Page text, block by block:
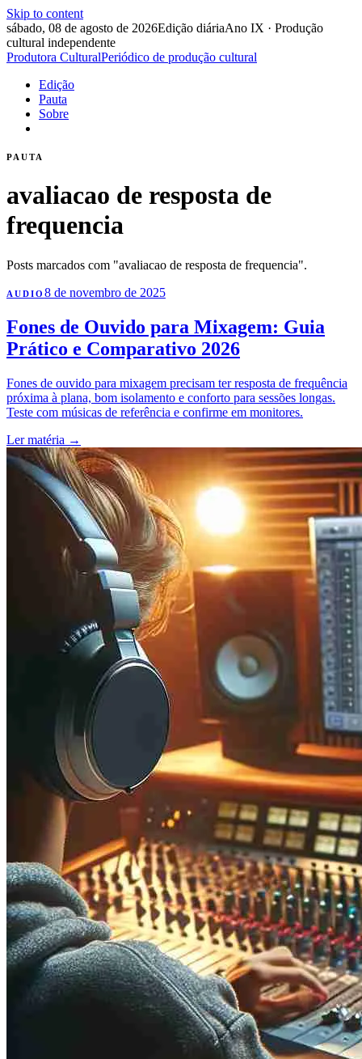
Skip to content
sábado, 08 de agosto de 2026Edição diáriaAno IX · Produção
cultural independente
Produtora CulturalPeriódico de produção cultural
Edição
Pauta
Sobre
PAUTA
avaliacao de resposta de
frequencia
Posts marcados com "avaliacao de resposta de frequencia".
AUDIO 8 de novembro de 2025
Fones de Ouvido para Mixagem: Guia
Prático e Comparativo 2026
Fones de ouvido para mixagem precisam ter resposta de frequência
próxima à plana, bom isolamento e conforto para sessões longas.
Teste com músicas de referência e confirme em monitores.
Ler matéria →